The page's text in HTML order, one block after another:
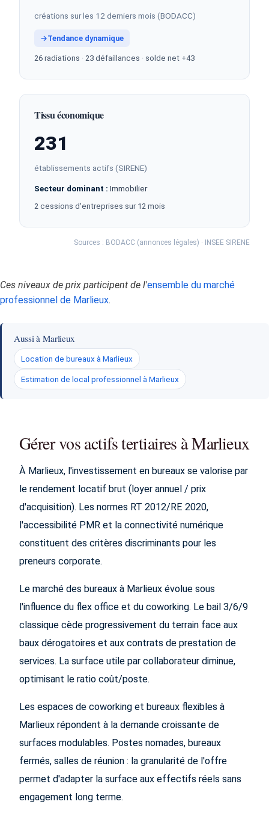
créations sur les 12 derniers mois (BODACC)
→Tendance dynamique
26 radiations · 23 défaillances · solde net +43
Tissu économique
231
établissements actifs (SIRENE)
Secteur dominant : Immobilier
2 cessions d'entreprises sur 12 mois
Sources : BODACC (annonces légales) · INSEE SIRENE
Ces niveaux de prix participent de l'ensemble du marché
professionnel de Marlieux.
Aussi à Marlieux
Location de bureaux à Marlieux
Estimation de local professionnel à Marlieux
Gérer vos actifs tertiaires à Marlieux
À Marlieux, l'investissement en bureaux se valorise par
le rendement locatif brut (loyer annuel / prix
d'acquisition). Les normes RT 2012/RE 2020,
l'accessibilité PMR et la connectivité numérique
constituent des critères discriminants pour les
preneurs corporate.
Le marché des bureaux à Marlieux évolue sous
l'influence du flex office et du coworking. Le bail 3/6/9
classique cède progressivement du terrain face aux
baux dérogatoires et aux contrats de prestation de
services. La surface utile par collaborateur diminue,
optimisant le ratio coût/poste.
Les espaces de coworking et bureaux flexibles à
Marlieux répondent à la demande croissante de
surfaces modulables. Postes nomades, bureaux
fermés, salles de réunion : la granularité de l'offre
permet d'adapter la surface aux effectifs réels sans
engagement long terme.